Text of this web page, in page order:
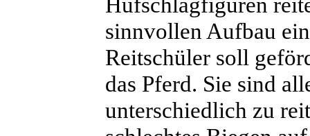
sinnvollen Aufbau
Reitschüler soll
das Pferd. Sie sind
unterschiedlich zu